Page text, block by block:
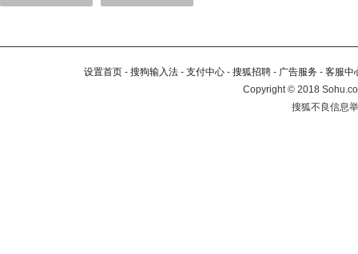
设置首页 - 搜狗输入法 - 支付中心 - 搜狐招聘 - 广告服务 - 客服中
Copyright© 2018
搜狐不良信息